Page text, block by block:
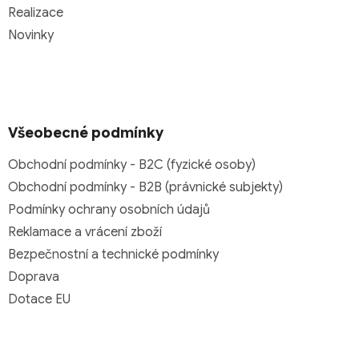
Realizace
Novinky
Všeobecné podmínky
Obchodní podmínky - B2C (fyzické osoby)
Obchodní podmínky - B2B (právnické subjekty)
Podmínky ochrany osobních údajů
Reklamace a vrácení zboží
Bezpečnostní a technické podmínky
Doprava
Dotace EU